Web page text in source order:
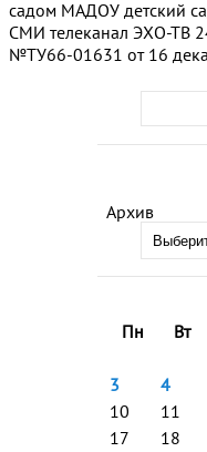
Архив
Пн
Вт
3
4
10
11
17
18
садом МАДОУ детский
СМИ телеканал ЭХО-ТВ
№ТУ66-01631 от 16